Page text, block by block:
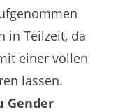
in Teilzeit, da
einer vollen
lassen.
Gender